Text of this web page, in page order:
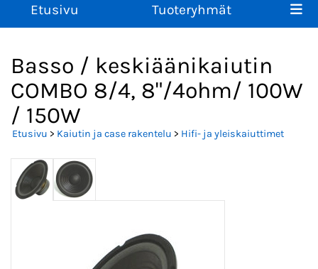
Etusivu Tuoteryhmät
Basso / keskiäänikaiutin
COMBO 8/4, 8"/4ohm/ 100W
/ 150W
Etusivu > Kaiutin ja case rakentelu > Hifi- ja yleiskaiuttimet